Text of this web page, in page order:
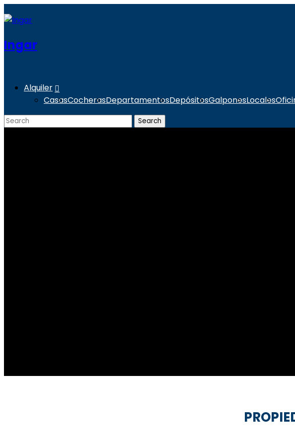
Ingar
Alquiler
CasasCocherasDepartamentosDepósitosGalponesLocales